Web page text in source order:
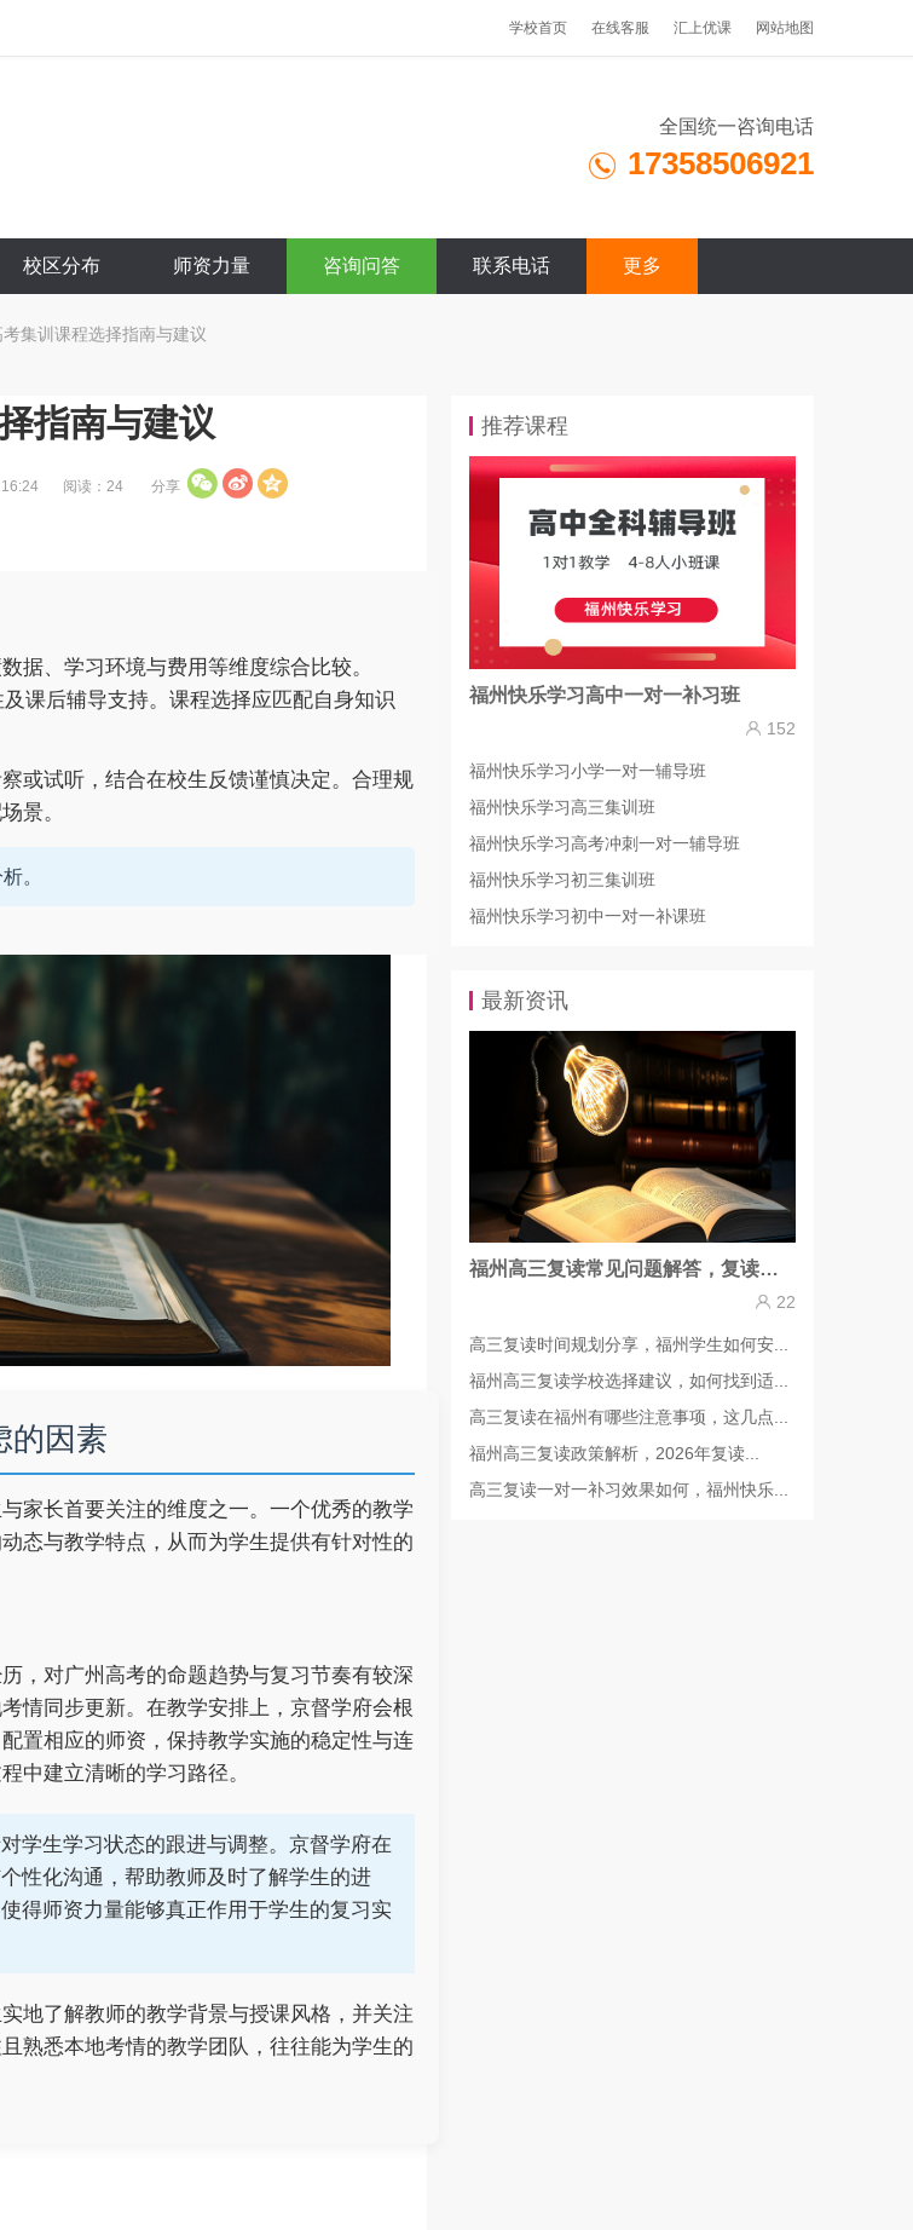
学校首页 在线客服 汇上优课 网站地图
全国统一咨询电话
17358506921
校区分布 师资力量 咨询问答 联系电话 更多
集训课程选择指南与建议
指南与建议
阅读：24 分享
据、学习环境与费用等维度综合比较。
课后辅导支持。课程选择应匹配自身知识
或试听，结合在校生反馈谨慎决定。合理规
景。
。
的因素
家长首要关注的维度之一。一个优秀的教学
态与教学特点，从而为学生提供有针对性的
，对广州高考的命题趋势与复习节奏有较深
情同步更新。在教学安排上，京督学府会根
置相应的师资，保持教学实施的稳定性与连
中建立清晰的学习路径。
学生学习状态的跟进与调整。京督学府在
性化沟通，帮助教师及时了解学生的进
得师资力量能够真正作用于学生的复习实
地了解教师的教学背景与授课风格，并关注
熟悉本地考情的教学团队，往往能为学生的
推荐课程
福州快乐学习高中一对一补习班
152
福州快乐学习小学一对一辅导班
福州快乐学习高三集训班
福州快乐学习高考冲刺一对一辅导班
福州快乐学习初三集训班
福州快乐学习初中一对一补课班
最新资讯
福州高三复读常见问题解答，复读前需要做哪些准备
22
高三复读时间规划分享，福州学生如何安...
福州高三复读学校选择建议，如何找到适...
高三复读在福州有哪些注意事项，这几点...
福州高三复读政策解析，2026年复读...
高三复读一对一补习效果如何，福州快乐...